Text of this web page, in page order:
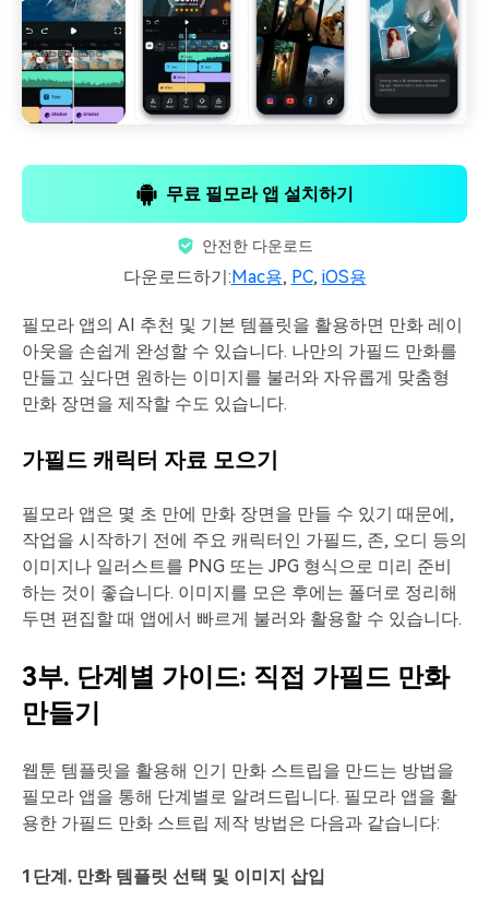
무료 필모라 앱 설치하기
안전한 다운로드
다운로드하기: Mac용, PC, iOS용
필모라 앱의 AI 추천 및 기본 템플릿을 활용하면 만화 레이
아웃을 손쉽게 완성할 수 있습니다. 나만의 가필드 만화를
만들고 싶다면 원하는 이미지를 불러와 자유롭게 맞춤형
만화 장면을 제작할 수도 있습니다.
가필드 캐릭터 자료 모으기
필모라 앱은 몇 초 만에 만화 장면을 만들 수 있기 때문에,
작업을 시작하기 전에 주요 캐릭터인 가필드, 존, 오디 등의
이미지나 일러스트를 PNG 또는 JPG 형식으로 미리 준비
하는 것이 좋습니다. 이미지를 모은 후에는 폴더로 정리해
두면 편집할 때 앱에서 빠르게 불러와 활용할 수 있습니다.
3부. 단계별 가이드: 직접 가필드 만화
만들기
웹툰 템플릿을 활용해 인기 만화 스트립을 만드는 방법을
필모라 앱을 통해 단계별로 알려드립니다. 필모라 앱을 활
용한 가필드 만화 스트립 제작 방법은 다음과 같습니다:
1단계. 만화 템플릿 선택 및 이미지 삽입